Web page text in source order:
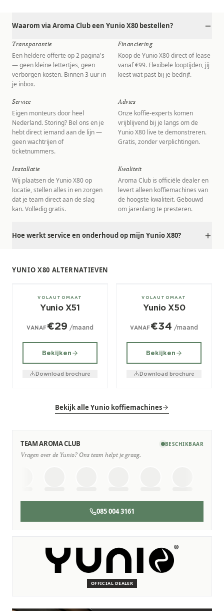
Waarom via Aroma Club een Yunio X80 bestellen?
Transparantie
Een heldere offerte op 2 pagina's
— geen kleine lettertjes, geen
verborgen kosten. Binnen 3 uur in
je inbox.
Financiering
Koop de Yunio X80 direct of lease
vanaf €99. Flexibele looptijden, jij
kiest wat past bij je bedrijf.
Service
Eigen monteurs door heel
Nederland. Storing? Bel ons en je
hebt direct iemand aan de lijn —
geen wachtrijen of
ticketnummers.
Advies
Onze koffie-experts komen
vrijblijvend bij je langs om de
Yunio X80 live te demonstreren.
Gratis, zonder verplichtingen.
Installatie
Wij plaatsen de Yunio X80 op
locatie, stellen alles in en zorgen
dat je team direct aan de slag
kan. Volledig gratis.
Kwaliteit
Aroma Club is officiële dealer en
levert alleen koffiemachines van
de hoogste kwaliteit. Gebouwd
om jarenlang te presteren.
Hoe werkt service en onderhoud op mijn Yunio X80?
YUNIO X80 ALTERNATIEVEN
± 40/dag
VOLAUTOMAAT
Yunio X51
VANAF€29 /maand
Bekijken
Download brochure
± 70/dag
VOLAUTOMAAT
Yunio X50
VANAF€34 /maand
Bekijken
Download brochure
Bekijk alle Yunio koffiemachines
TEAM AROMA CLUB BESCHIKBAAR
Vragen over de Yunio? Ons team helpt je graag.
085 004 3161
OFFICIAL DEALER
Wij staan voor je klaar
Deskundige monteurs die verstand hebben van Yunio
Persoonlijk, snel en zonder gedoe.